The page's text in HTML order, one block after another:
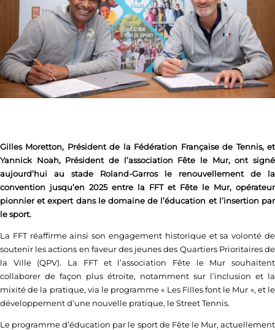
Gilles Moretton, Président de la Fédération Française de Tennis, et
Yannick Noah, Président de l’association Fête le Mur, ont signé
aujourd’hui au stade Roland-Garros le renouvellement de la
convention jusqu’en 2025 entre la FFT et Fête le Mur, opérateur
pionnier et expert dans le domaine de l’éducation et l’insertion par
le sport.
La FFT réaffirme ainsi son engagement historique et sa volonté de
soutenir les actions en faveur des jeunes des Quartiers Prioritaires de
la Ville (QPV). La FFT et l’association Fête le Mur souhaitent
collaborer de façon plus étroite, notamment sur l’inclusion et la
mixité de la pratique, via le programme « Les Filles font le Mur », et le
développement d’une nouvelle pratique, le Street Tennis.
Le programme d’éducation par le sport de Fête le Mur, actuellement